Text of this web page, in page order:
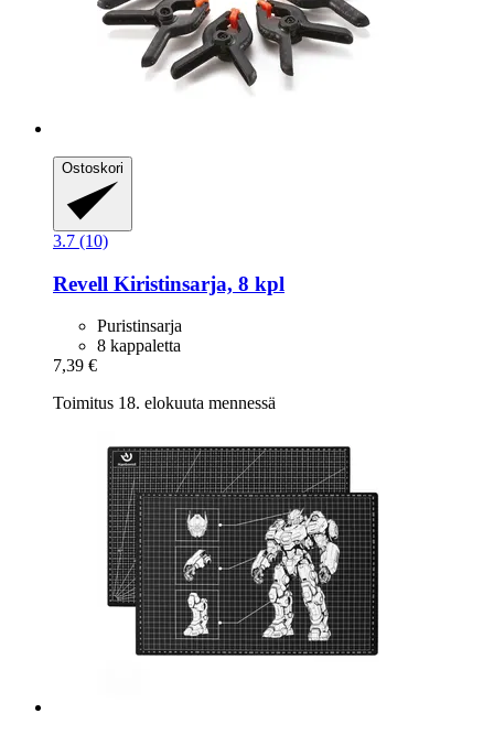
Ostoskori
3.7 (10)
Revell Kiristinsarja, 8 kpl
Puristinsarja
8 kappaletta
7,39 €
Toimitus 18. elokuuta mennessä